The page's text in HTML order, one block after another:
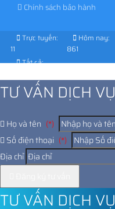
Chính sách bảo hành
Trực tuyến:
11
Hôm nay:
861
Tất cả:
TƯ VẤN DỊCH VỤ
Họ và tên (*)
Số điện thoại (*)
Địa chỉ
TƯ VẤN DỊCH VỤ